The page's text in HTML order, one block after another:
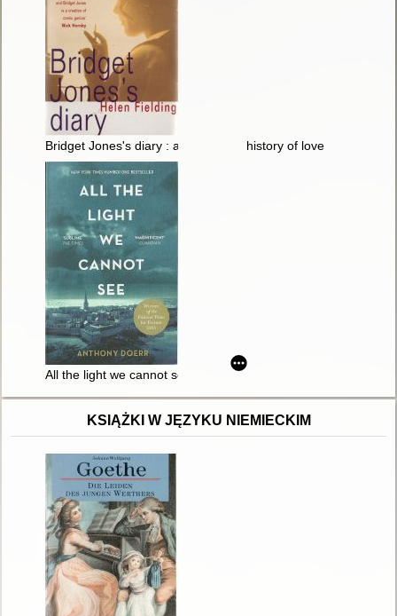
Bridget Jones's diary : a novel history of love
All the light we cannot see : a novel
KSIĄŻKI W JĘZYKU NIEMIECKIM